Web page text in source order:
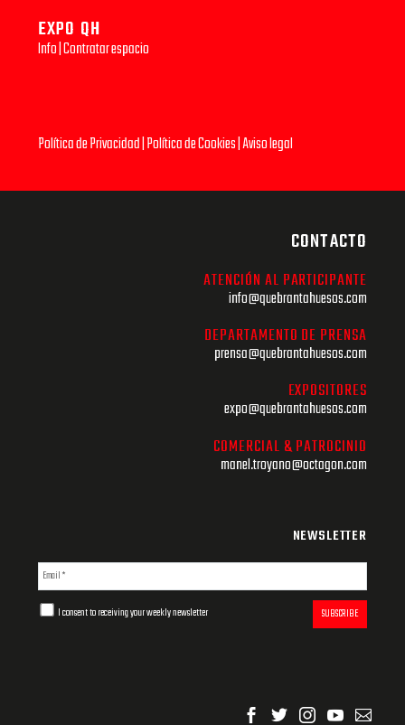
EXPO QH
Info|Contratar espacio
Política de Privacidad|Política de Cookies|Aviso legal
CONTACTO
ATENCIÓN AL PARTICIPANTE
info@quebrantahuesos.com
DEPARTAMENTO DE PRENSA
prensa@quebrantahuesos.com
EXPOSITORES
expo@quebrantahuesos.com
COMERCIAL & PATROCINIO
manel.troyano@octagon.com
NEWSLETTER
I consent to receiving your weekly newsletter SUBSCRIBE